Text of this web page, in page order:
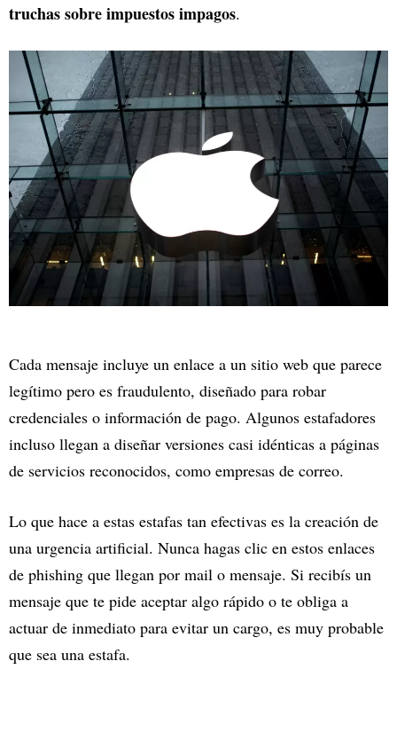
truchas sobre impuestos impagos.
Cada mensaje incluye un enlace a un sitio web que parece
legítimo pero es fraudulento, diseñado para robar
credenciales o información de pago. Algunos estafadores
incluso llegan a diseñar versiones casi idénticas a páginas
de servicios reconocidos, como empresas de correo.
Lo que hace a estas estafas tan efectivas es la creación de
una urgencia artificial. Nunca hagas clic en estos enlaces
de phishing que llegan por mail o mensaje. Si recibís un
mensaje que te pide aceptar algo rápido o te obliga a
actuar de inmediato para evitar un cargo, es muy probable
que sea una estafa.